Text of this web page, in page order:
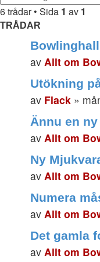
6 trådar • Sida 1 av 1
TRÅDAR
av Allt om
Utökning
av Flack »
Ännu en
av Allt om
Ny
av Allt om
Numera
av Allt om
Det gamla
av Allt om